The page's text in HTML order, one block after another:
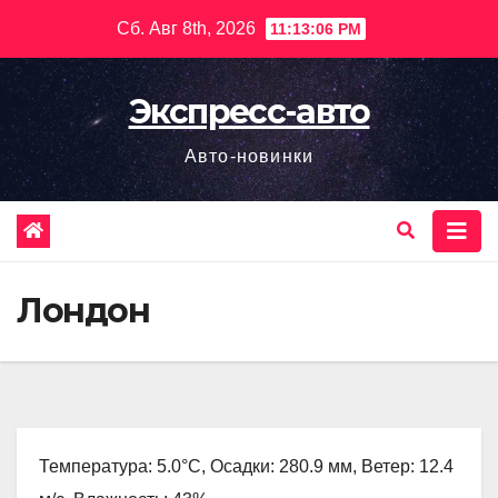
содержимому
Сб. Авг 8th, 2026 11:13:07 PM
Экспресс-авто
Авто-новинки
Лондон
Температура: 5.0°C, Осадки: 280.9 мм, Ветер: 12.4